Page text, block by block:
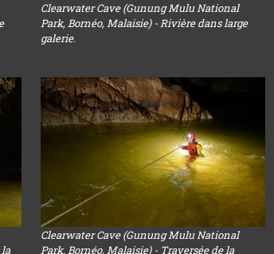
Clearwater Cave (Gunung Mulu National
Park, Bornéo, Malaisie) - Rivière dans large
galerie.
la
Clearwater Cave (Gunung Mulu National
Park, Bornéo, Malaisie) - Traversée de la